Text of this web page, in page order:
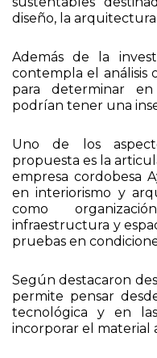
diseño, la
Además de la
contempla el análisis
para determinar
podrían tener una
Uno de los
propuesta es la
empresa cordobesa
en interiorismo y
como
infraestructura y
pruebas en
Según destacaron
permite pensar
tecnológica y en
incorporar el material